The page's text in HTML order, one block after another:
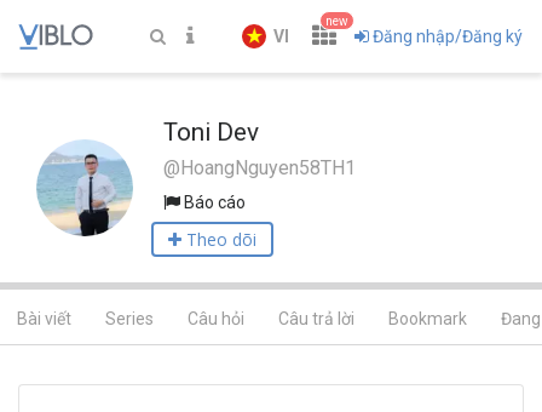
VI
new
Đăng nhập/Đăng ký
Toni Dev
@HoangNguyen58TH1
Báo cáo
Theo dõi
Bài viết Series Câu hỏi Câu trả lời Bookmark